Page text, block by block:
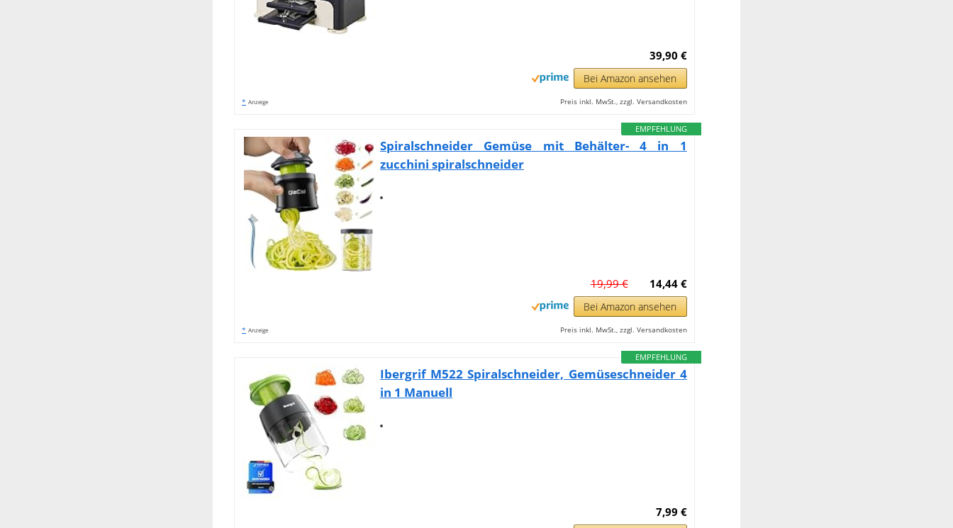
39,90 €
Bei Amazon ansehen
* Anzeige Preis inkl. MwSt., zzgl. Versandkosten
EMPFEHLUNG
Spiralschneider Gemüse mit Behälter- 4 in 1
zucchini spiralschneider
14,44 €
19,99 €
Bei Amazon ansehen
* Anzeige Preis inkl. MwSt., zzgl. Versandkosten
EMPFEHLUNG
Ibergrif M522 Spiralschneider, Gemüseschneider 4
in 1 Manuell
7,99 €